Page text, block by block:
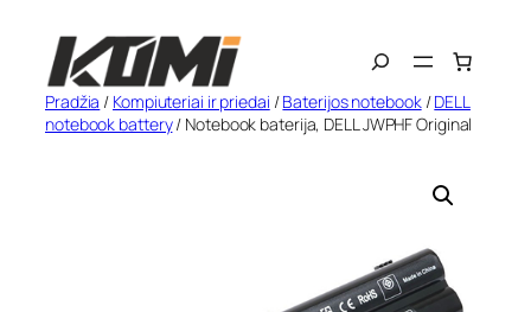
turinio
Search
Pradžia / Kompiuteriai ir priedai /Baterijos notebook/DELL
notebook battery/ Notebook baterija, DELL JWPHF Original